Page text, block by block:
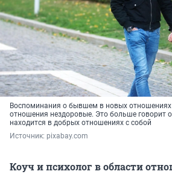
Воспоминания о бывшем в новых отношениях
отношения нездоровые. Это больше говорит
находится в добрых отношениях с собой
Источник: pixabay.com
Коуч и психолог в области